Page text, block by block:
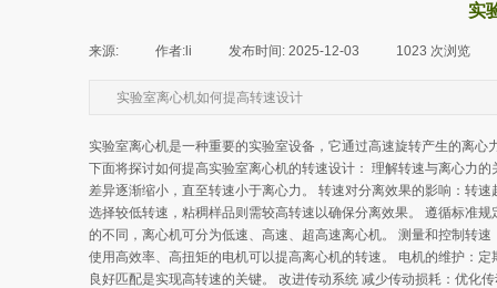
实
来源: 作者: li 发布时间: 2025-12-03 1023 次浏览
实验室离心机如何提高转速设计
实验室离心机是一种重要的实验室设备，它通过高速旋转产生的离
下面将探讨如何提高实验室离心机的转速设计： 理解转速与离心力
差异逐渐缩小，直至转速小于离心力。 转速对分离效果的影响：转
选择较低转速，粘稠样品则需较高转速以确保分离效果。 遵循标准
的不同，离心机可分为低速、高速、超高速离心机。 测量和控制转
使用高效率、高扭矩的电机可以提高离心机的转速。 电机的维护：
良好匹配是实现高转速的关键。 改进传动系统 减少传动损耗：优化